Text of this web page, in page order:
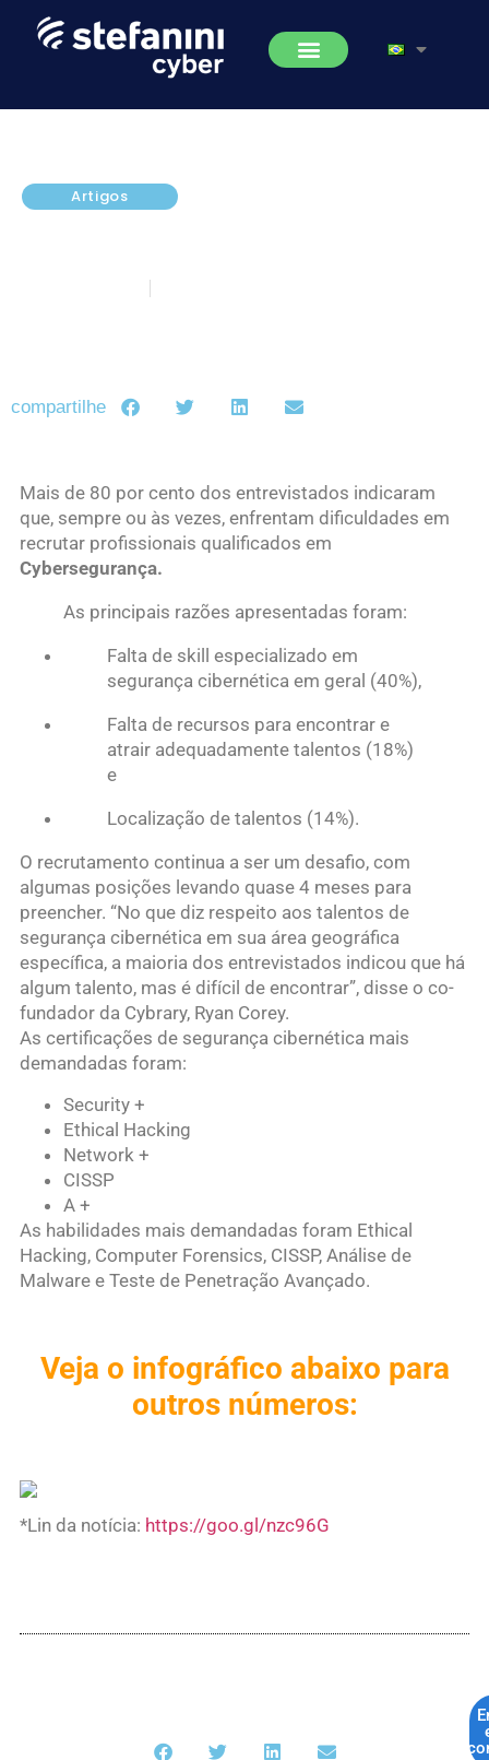
Artigos
compartilhe
Mais de 80 por cento dos entrevistados indicaram
que, sempre ou às vezes, enfrentam dificuldades em
recrutar profissionais qualificados em
Cybersegurança.
As principais razões apresentadas foram:
Falta de skill especializado em
segurança cibernética em geral (40%),
Falta de recursos para encontrar e
atrair adequadamente talentos (18%)
e
Localização de talentos (14%).
O recrutamento continua a ser um desafio, com
algumas posições levando quase 4 meses para
preencher. “No que diz respeito aos talentos de
segurança cibernética em sua área geográfica
específica, a maioria dos entrevistados indicou que há
algum talento, mas é difícil de encontrar”, disse o co-
fundador da Cybrary, Ryan Corey.
As certificações de segurança cibernética mais
demandadas foram:
Security +
Ethical Hacking
Network +
CISSP
A +
As habilidades mais demandadas foram Ethical
Hacking, Computer Forensics, CISSP, Análise de
Malware e Teste de Penetração Avançado.
Veja o infográfico abaixo para
outros números:
*Lin da notícia: https://goo.gl/nzc96G